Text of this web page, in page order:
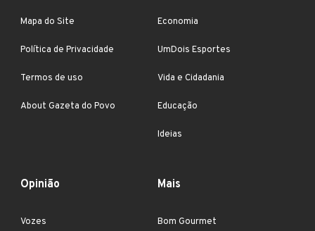
Mapa do Site
Política de Privacidade
Termos de uso
About Gazeta do Povo
Economia
UmDois Esportes
Vida e Cidadania
Educação
Ideias
Opinião
Vozes
Mais
Bom Gourmet